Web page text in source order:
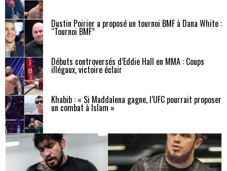
Dustin Poirier a proposé un tournoi BMF à Dana White :
“Tournoi BMF”
Débuts controversés d’Eddie Hall en MMA : Coups
illégaux, victoire éclair
Khabib : « Si Maddalena gagne, l’UFC pourrait proposer
un combat à Islam »